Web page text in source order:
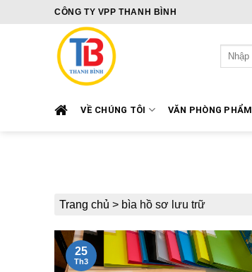
CÔNG TY VPP THANH BÌNH
Tìm
kiếm:
VỀ CHÚNG TÔI VĂN PHÒNG PHẨM
Trang chủ > bìa hồ sơ lưu trữ
25
Th3